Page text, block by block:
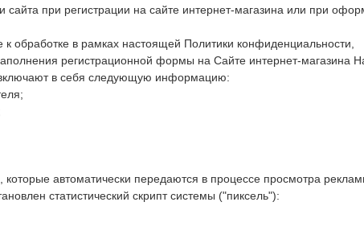
сайта при регистрации на сайте интернет-магазина или при
обработке в рамках настоящей Политики конфиденциальности,
регистрационной формы на Сайте интернет-магазина
в себя следующую информацию:
автоматически передаются в процессе просмотра
статистический скрипт системы ("пиксель"):